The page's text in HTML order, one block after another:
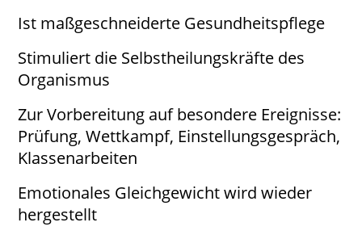
Ist maßgeschneiderte Gesundheitspflege
Stimuliert die Selbstheilungskräfte des
Organismus
Zur Vorbereitung auf besondere Ereignisse:
Prüfung, Wettkampf, Einstellungsgespräch,
Klassenarbeiten
Emotionales Gleichgewicht wird wieder
hergestellt